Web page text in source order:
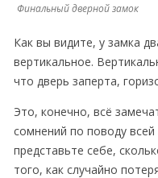
Финальный дверной замок
Как вы видите, у замка
вертикальное.
что дверь заперта,
Это, конечно, всё
сомнений по поводу
представьте себе,
того, как случайно